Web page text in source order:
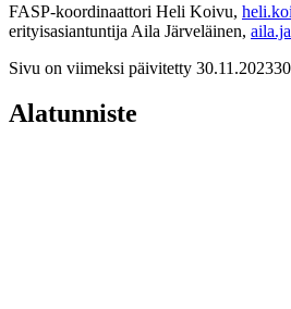
FASP-koordinaattori Heli Koivu,
erityisasiantuntija Aila Järveläinen,
Sivu on viimeksi päivitetty 30.11.2023
Alatunniste